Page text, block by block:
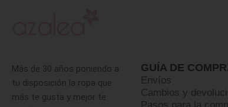
Más de 30 años poniendo a
tu disposición la ropa que
más te gusta y mejor te
GUÍA DE
Envíos
Cambios y
Pasos para la